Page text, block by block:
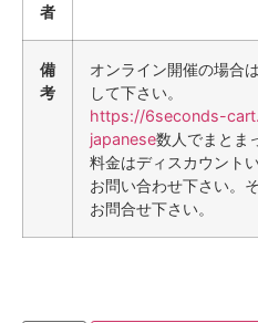
者
備
考
オンライン開催の場合
して下さい。
https://6seconds-
japanese数人でまとま
料金はディスカウント
お問い合わせ下さい。
お問合せ下さい。